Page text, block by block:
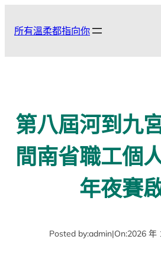
所有溫柔都指向你
第八屆河到九
間南省職工個
年夜賽
Posted by:admin|On:2026 年